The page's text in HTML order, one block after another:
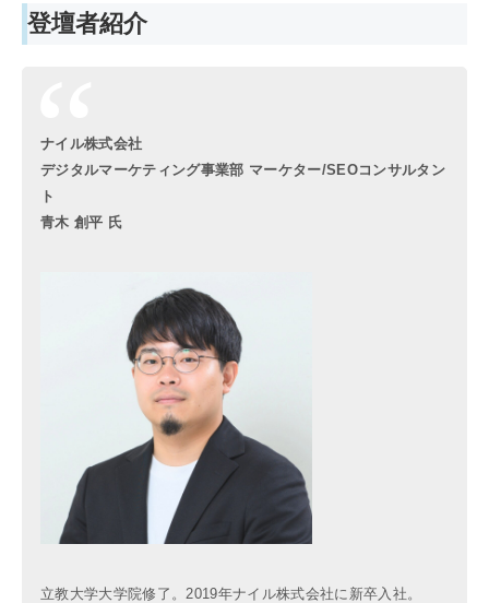
登壇者紹介
ナイル株式会社
デジタルマーケティング事業部 マーケター/SEOコンサルタン
ト
青木 創平 氏
立教大学大学院修了。2019年ナイル株式会社に新卒入社。